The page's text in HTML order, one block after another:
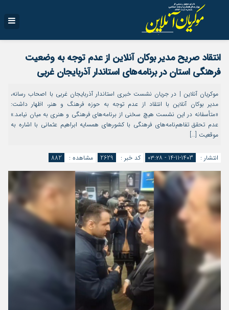
انتقاد صریح مدیر بوکان آنلاین از عدم توجه به وضعیت
فرهنگی استان در برنامه‌های استاندار آذربایجان غربی
موکریان آنلاین | در جریان نشست خبری استاندار آذربایجان غربی با اصحاب رسانه،
مدیر بوکان آنلاین با انتقاد از عدم توجه به حوزه فرهنگ و هنر، اظهار داشت:
«متأسفانه در این نشست هیچ سخنی از برنامه‌های فرهنگی و هنری به میان نیامد.»
عدم تحقق تفاهم‌نامه‌های فرهنگی با کشورهای همسایه ابراهیم عثمانی با اشاره به
موقعیت […]
انتشار : 1403-11-14 - ۰۳:۲۸ کد خبر : 2629 مشاهده : 882